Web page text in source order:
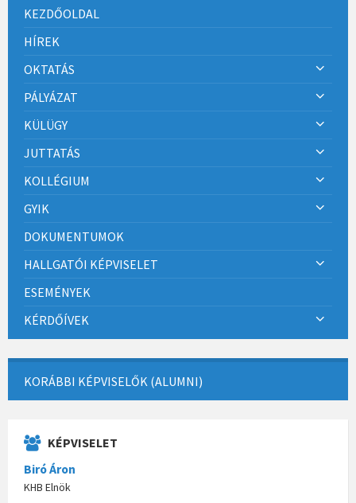
KEZDŐOLDAL
HÍREK
OKTATÁS
PÁLYÁZAT
KÜLÜGY
JUTTATÁS
KOLLÉGIUM
GYIK
DOKUMENTUMOK
HALLGATÓI KÉPVISELET
ESEMÉNYEK
KÉRDŐÍVEK
KORÁBBI KÉPVISELŐK (ALUMNI)
KÉPVISELET
Biró Áron
KHB Elnök